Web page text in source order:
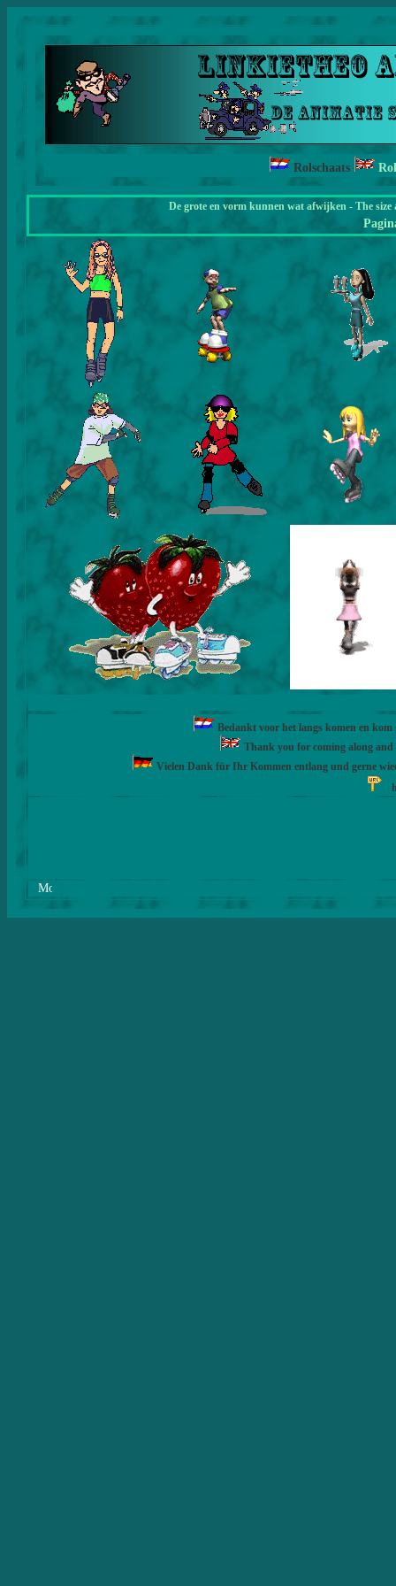
Rolschaats
De grote en vorm kunnen wat afwijken - The
Bedankt voor het langs komen en
Thank you for coming along and
Vielen Dank für Ihr Kommen entlang und gerne